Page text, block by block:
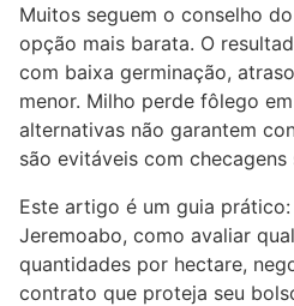
Muitos seguem o conselho
opção mais barata. O
com baixa germinação,
menor. Milho perde fôlego
alternativas não garantem
são evitáveis com checagens
Este artigo é um guia
Jeremoabo, como avaliar
quantidades por hectare,
contrato que proteja seu